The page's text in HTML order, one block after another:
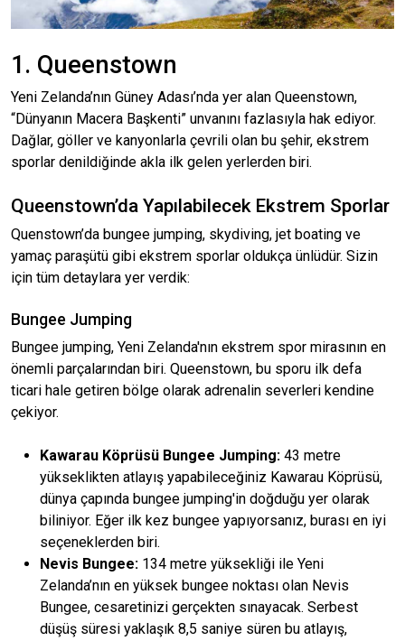
1. Queenstown
Yeni Zelanda’nın Güney Adası’nda yer alan Queenstown,
“Dünyanın Macera Başkenti” unvanını fazlasıyla hak ediyor.
Dağlar, göller ve kanyonlarla çevrili olan bu şehir, ekstrem
sporlar denildiğinde akla ilk gelen yerlerden biri.
Queenstown’da Yapılabilecek Ekstrem Sporlar
Quenstown’da bungee jumping, skydiving, jet boating ve
yamaç paraşütü gibi ekstrem sporlar oldukça ünlüdür. Sizin
için tüm detaylara yer verdik:
Bungee Jumping
Bungee jumping, Yeni Zelanda'nın ekstrem spor mirasının en
önemli parçalarından biri. Queenstown, bu sporu ilk defa
ticari hale getiren bölge olarak adrenalin severleri kendine
çekiyor.
Kawarau Köprüsü Bungee Jumping: 43 metre
yükseklikten atlayış yapabileceğiniz Kawarau Köprüsü,
dünya çapında bungee jumping'in doğduğu yer olarak
biliniyor. Eğer ilk kez bungee yapıyorsanız, burası en iyi
seçeneklerden biri.
Nevis Bungee: 134 metre yüksekliği ile Yeni
Zelanda’nın en yüksek bungee noktası olan Nevis
Bungee, cesaretinizi gerçekten sınayacak. Serbest
düşüş süresi yaklaşık 8,5 saniye süren bu atlayış,